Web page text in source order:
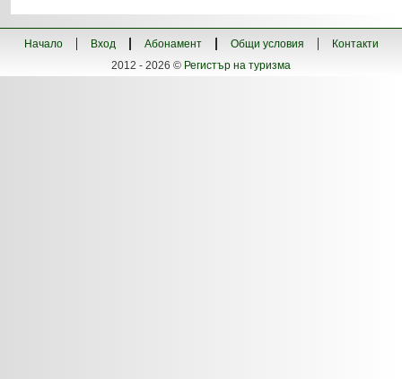
Начало Вход Абонамент Общи условия
Контакти
2012 - 2026 © Регистър на туризма